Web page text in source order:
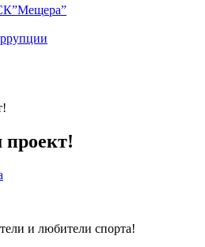
и любители спорта!